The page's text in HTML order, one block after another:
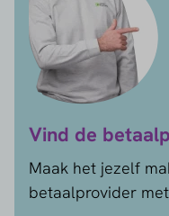
Vind de
Maak het jezelf
betaalprovider